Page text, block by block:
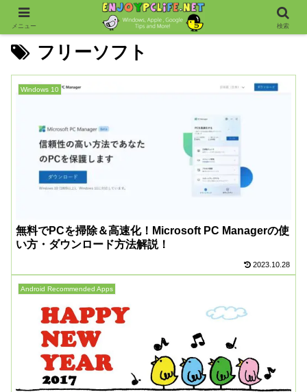
フリーソフト
Windows 10
無料でPCを掃除＆高速化！Microsoft PC Managerの使
い方・ダウンロード方法解説！
2023.10.28
Android Recommended Apps
メニュー 検索